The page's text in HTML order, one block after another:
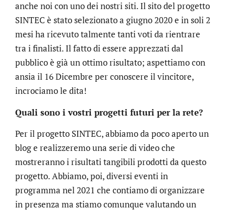
anche noi con uno dei nostri siti. Il sito del progetto
SINTEC è stato selezionato a giugno 2020 e in soli 2
mesi ha ricevuto talmente tanti voti da rientrare
tra i finalisti. Il fatto di essere apprezzati dal
pubblico è già un ottimo risultato; aspettiamo con
ansia il 16 Dicembre per conoscere il vincitore,
incrociamo le dita!
Quali sono i vostri progetti futuri per la rete?
Per il progetto SINTEC, abbiamo da poco aperto un
blog e realizzeremo una serie di video che
mostreranno i risultati tangibili prodotti da questo
progetto. Abbiamo, poi, diversi eventi in
programma nel 2021 che contiamo di organizzare
in presenza ma stiamo comunque valutando un